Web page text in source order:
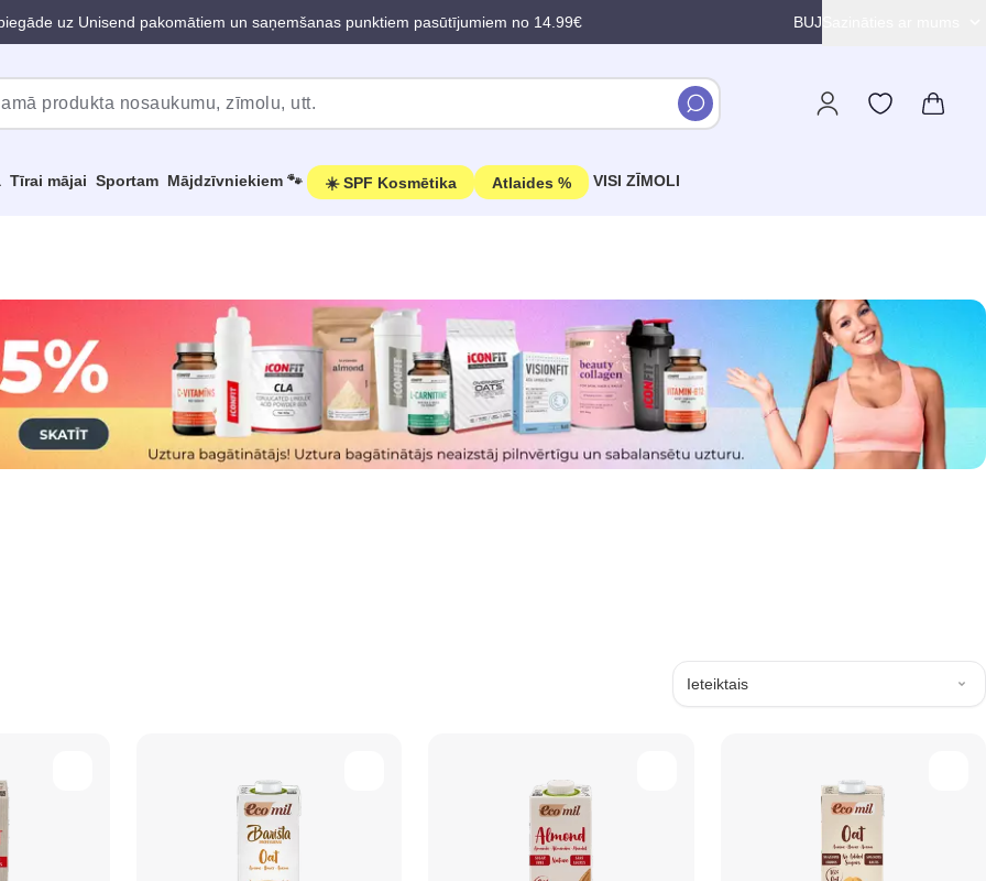
uz Unisend pakomātiem un saņemšanas punktiem pasūtījumiem no 14.99€ BUJ
Tīrai mājai Sportam Mājdzīvniekiem 🐾 ☀️ SPF Kosmētika Atlaides % VISI ZĪMOLI
Ieteiktais